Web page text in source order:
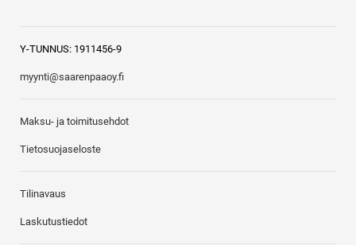
Y-TUNNUS: 1911456-9
myynti@saarenpaaoy.fi
Maksu- ja toimitusehdot
Tietosuojaseloste
Tilinavaus
Laskutustiedot